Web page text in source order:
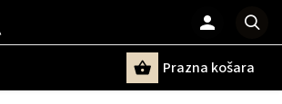
Prazna košara